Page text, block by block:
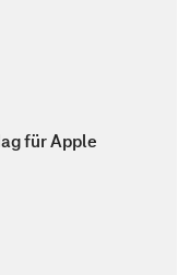
für Apple